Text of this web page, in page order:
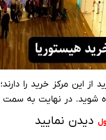
از این مرکز خرید را
شوید. در نهایت به
دیدن نمایید